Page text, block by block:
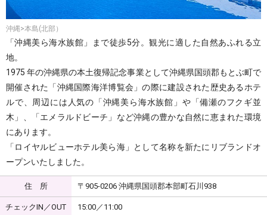
沖縄>本島(北部）
「沖縄美ら海水族館」まで徒歩5分。観光に適した自然あふれる立
地。
1975 年の沖縄県の本土復帰記念事業として沖縄県国頭郡もとぶ町で
開催された「沖縄国際海洋博覧会」の際に建設された歴史あるホテ
ルで、周辺には人気の「沖縄美ら海水族館」や「備瀬のフクギ並
木」、「エメラルドビーチ」など沖縄の豊かな自然に恵まれた環境
にあります。
「ロイヤルビューホテル美ら海」として名称を新たにリブランドオ
ープンいたしました。
住 所 〒905-0206 沖縄県国頭郡本部町石川938
チェックIN／OUT 15:00／11:00